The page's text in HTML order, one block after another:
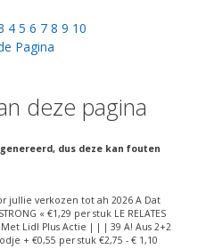
4 5 6 7 8 9 10
Pagina
deze pagina
dus deze kan fouten
jullie verkozen tot ah 2026 A Dat
« €1,29 per stuk LE RELATES
Met Lidl Plus Actie | | | 39 A! Aus 2+2
+ €0,55 per stuk €2,75 - € 1,10